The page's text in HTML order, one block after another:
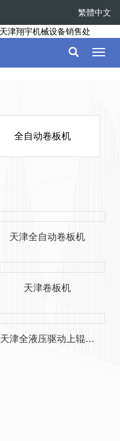
繁體中文
全自动卷板机
天津全自动卷板机
天津卷板机
天津全液压驱动上辊万